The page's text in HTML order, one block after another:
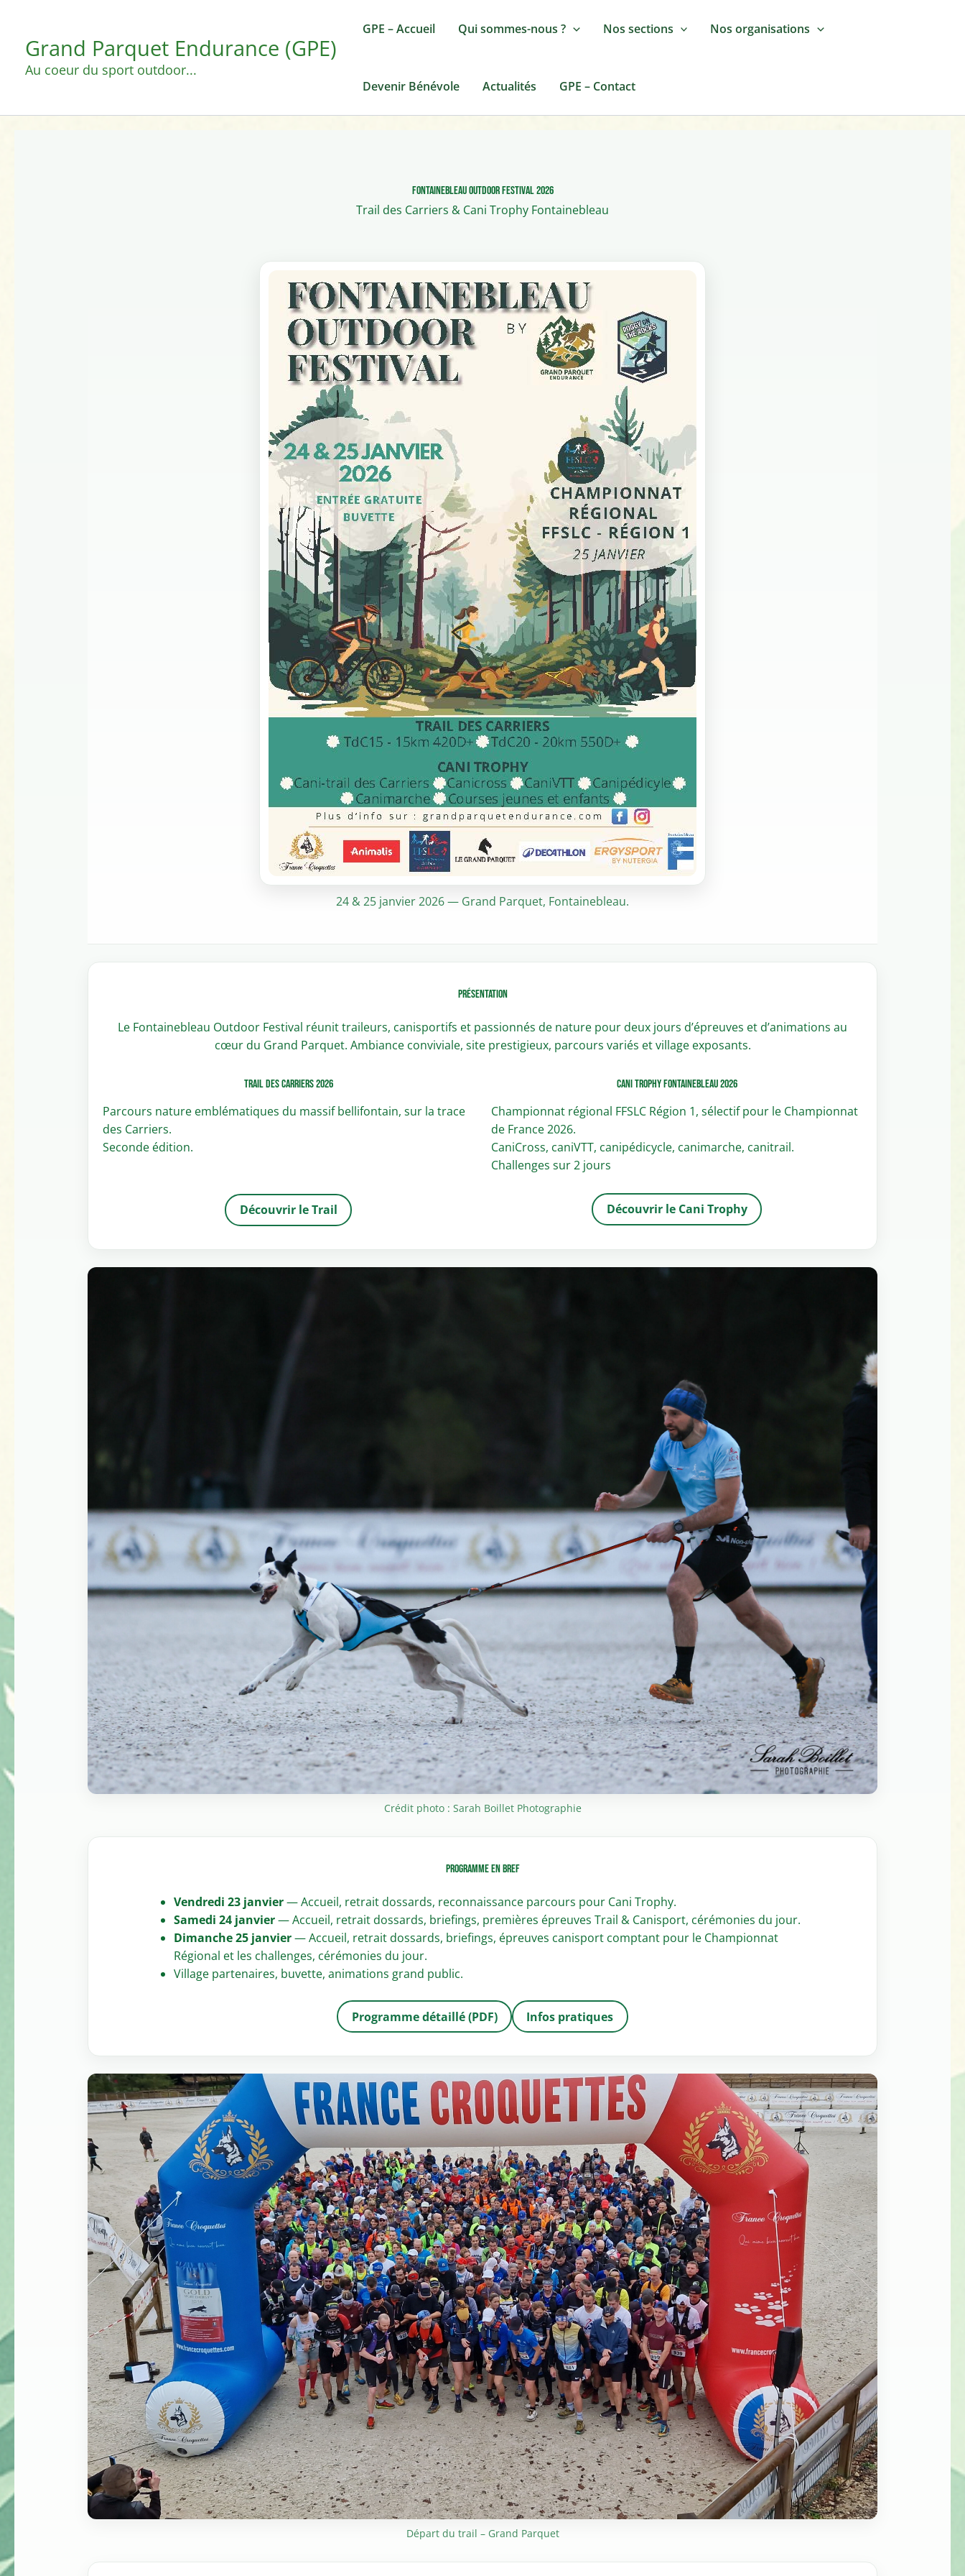
contenuGrand Parquet Endurance (GPE)
Au coeur du sport outdoor...
GPE – Accueil Qui sommes-nous ? Nos sections Nos organisations
Devenir Bénévole Actualités GPE – Contact
Fontainebleau Outdoor Festival 2026
Trail des Carriers & Cani Trophy Fontainebleau
24 & 25 janvier 2026 — Grand Parquet, Fontainebleau.
Présentation
Le Fontainebleau Outdoor Festival réunit traileurs, canisportifs et passionnés de nature pour deux jours d’épreuves et d’animations au
cœur du Grand Parquet. Ambiance conviviale, site prestigieux, parcours variés et village exposants.
Trail des Carriers 2026
Parcours nature emblématiques du massif bellifontain, sur la trace
des Carriers.
Seconde édition.
Découvrir le Trail
Cani Trophy Fontainebleau 2026
Championnat régional FFSLC Région 1, sélectif pour le Championnat
de France 2026.
CaniCross, caniVTT, canipédicycle, canimarche, canitrail.
Challenges sur 2 jours
Découvrir le Cani Trophy
Crédit photo : Sarah Boillet Photographie
Programme en bref
Vendredi 23 janvier— Accueil, retrait dossards, reconnaissance parcours pour Cani Trophy.
Samedi 24 janvier— Accueil, retrait dossards, briefings, premières épreuves Trail & Canisport, cérémonies du jour.
Dimanche 25 janvier— Accueil, retrait dossards, briefings, épreuves canisport comptant pour le Championnat
Régional et les challenges, cérémonies du jour.
Village partenaires, buvette, animations grand public.
Programme détaillé (PDF) Infos pratiques
Départ du trail – Grand Parquet